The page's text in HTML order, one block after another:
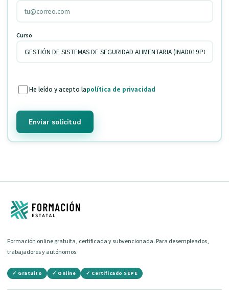
Curso
He leído y acepto lapolítica de privacidad
Enviar solicitud
Formación online gratuita, certificada y subvencionada. Para desempleados,
trabajadores y autónomos.
✓ Gratuito ✓ Online ✓ Certificado SEPE